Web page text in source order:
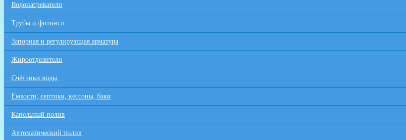
Водонагреватели
Трубы и фитинги
Запорная и регулирующая арматура
Жироотделители
Счётчики воды
Емкости, септики, кессоны, баки
Капельный полив
Автоматический полив